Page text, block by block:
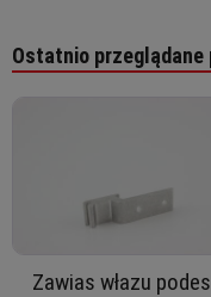
Ostatnio przeglądane
Zawias włazu